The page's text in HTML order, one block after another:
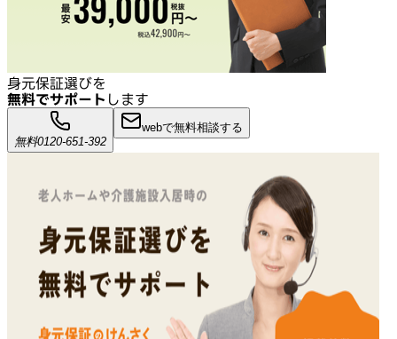
身元保証選びを
無料でサポート します
無料0120-651-392
webで無料相談する